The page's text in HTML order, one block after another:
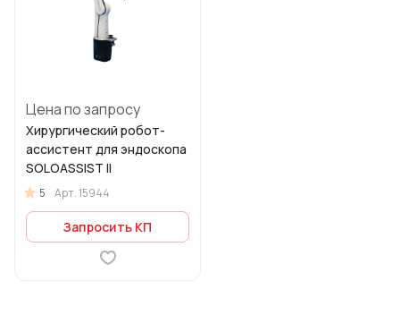
Цена по запросу
Хирургический робот-
ассистент для эндоскопа
SOLOASSIST II
5 Арт.15944
Запросить КП